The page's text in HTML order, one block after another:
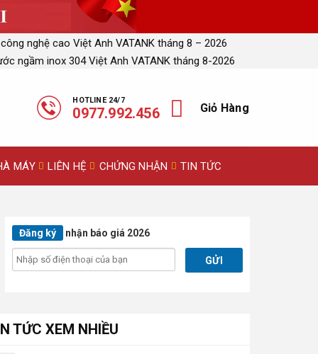
nghệ cao Việt Anh VATANK tháng 8 – 2026
ngầm inox 304 Việt Anh VATANK tháng 8-2026
HOTLINE 24/7
0977.992.456 Giỏ Hàng
MÁY LIÊN HỆ CHỨNG NHẬN TIN TỨC
Đăng ký nhận báo giá 2026
TỨC XEM NHIỀU